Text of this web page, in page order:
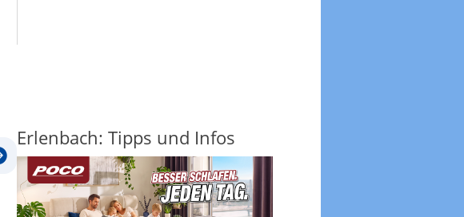
Erlenbach: Tipps und Infos